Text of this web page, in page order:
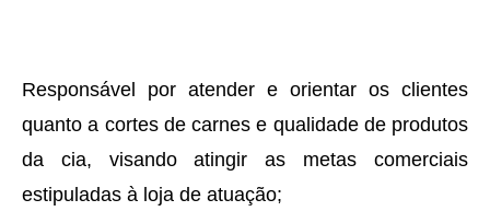
Responsável por atender e orientar os clientes
quanto a cortes de carnes e qualidade de produtos
da cia, visando atingir as metas comerciais
estipuladas à loja de atuação;